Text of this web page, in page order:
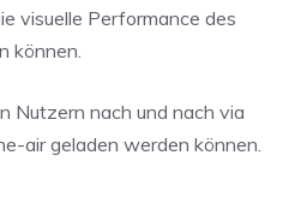
visuelle Performance des
können.
Nutzern nach und nach via
air geladen werden können.